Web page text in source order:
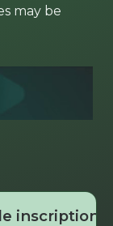
may be
inscription